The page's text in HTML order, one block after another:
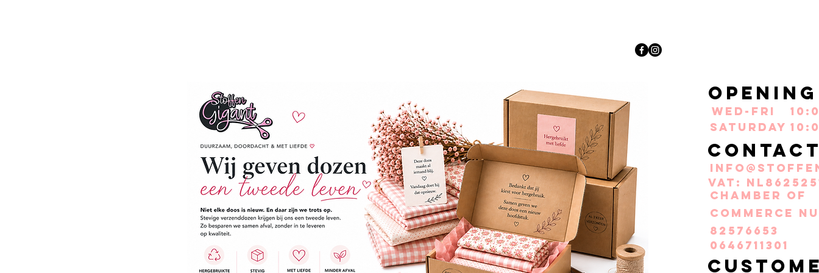
Wed-Fri
Saturday
VAT:
Chamber of
Commerce
82576653
0646711301